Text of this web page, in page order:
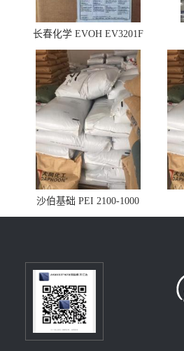
长春化学 EVOH EV3201F
沙伯基础 PEI 2100-1000